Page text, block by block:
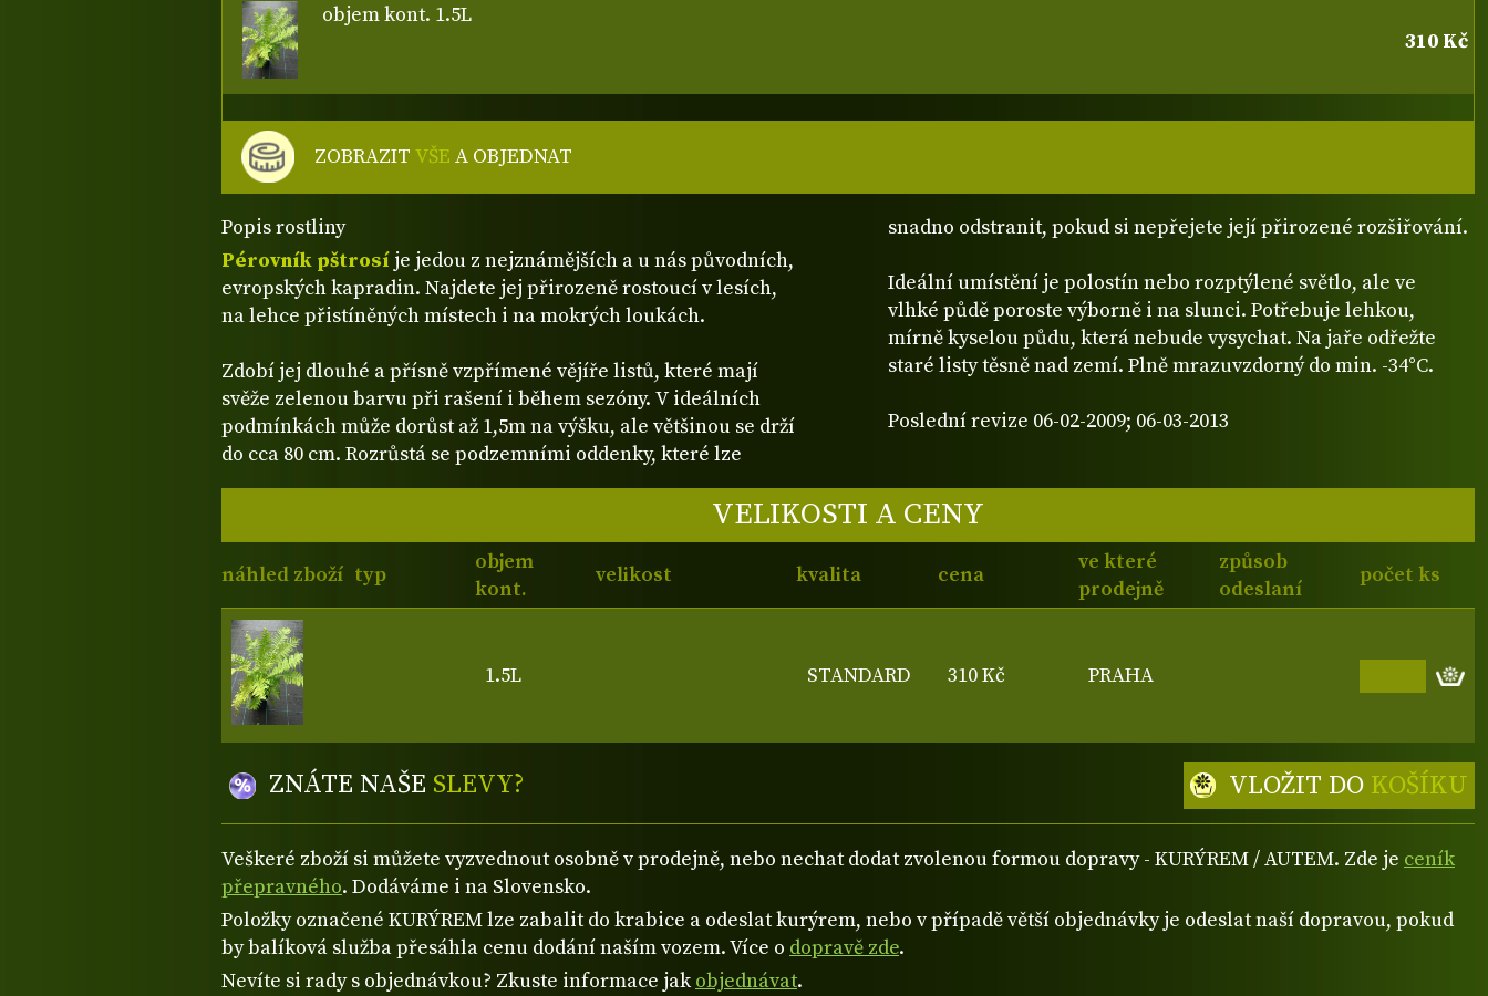
Popis rostliny
Pérovník pštrosí je jedou z nejznámějších a u nás původních,
evropských kapradin. Najdete jej přirozeně rostoucí v lesích,
na lehce přistíněných místech i na mokrých loukách.
Zdobí jej dlouhé a přísně vzpřímené vějíře listů, které mají
svěže zelenou barvu při rašení i během sezóny. V ideálních
podmínkách může dorůst až 1,5m na výšku, ale většinou se drží
do cca 80 cm. Rozrůstá se podzemními oddenky, které lze
snadno odstranit, pokud si nepřejete její přirozené rozšiřování.
Ideální umístění je polostín nebo rozptýlené světlo, ale ve
vlhké půdě poroste výborně i na slunci. Potřebuje lehkou,
mírně kyselou půdu, která nebude vysychat. Na jaře odřežte
staré listy těsně nad zemí. Plně mrazuvzdorný do min. -34°C.
Poslední revize 06-02-2009; 06-03-2013
VELIKOSTI A CENY
náhled zboží typ
objem
kont.
velikost kvalita cena
ve které
prodejně
způsob
odeslaní
počet ks
1.5L STANDARD 310 Kč PRAHA
ZNÁTE NAŠE SLEVY? VLOŽIT DO KOŠÍKU
objem kont. 1.5L
310 Kč
ZOBRAZITVŠE A OBJEDNAT
Veškeré zboží si můžete vyzvednout osobně v prodejně, nebo nechat dodat zvolenou formou dopravy - KURÝREM / AUTEM. Zde je ceník
přepravného. Dodáváme i na Slovensko.
Položky označené KURÝREM lze zabalit do krabice a odeslat kurýrem, nebo v případě větší objednávky je odeslat naší dopravou, pokud
by balíková služba přesáhla cenu dodání naším vozem. Více o dopravě zde.
Nevíte si rady s objednávkou? Zkuste informace jakobjednávat.